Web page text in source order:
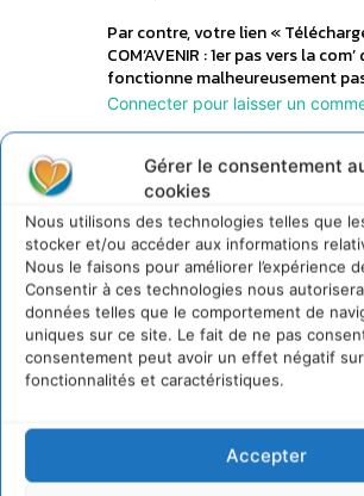
Gérer le consentement
cookies
Nous utilisons des technologies telles que
stocker et/ou accéder aux informations
Nous le faisons pour améliorer l’expérience
Consentir à ces technologies nous
données telles que le comportement de
uniques sur ce site. Le fait de ne pas
consentement peut avoir un effet négatif
fonctionnalités et caractéristiques.
Accepter
Par contre, votre lien «
COM’AVENIR : 1er pas vers la
fonctionne malheureusement
Connecter pour laisser un
CDURABLE.info
11 décembre 2010 à 13h29
Lien de téléchargement
Bonjour,
effectivement, depuis 2008,
destination a été modifié.
Le lien a été corrigé et
est également disponible ci-
Merci pour votre message.
Connecter pour laisser un